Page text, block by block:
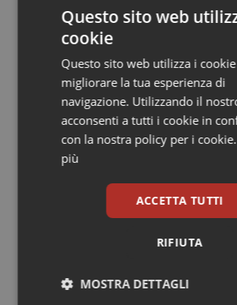
Provincia Autonoma di
Provincia Autonoma di
Puglia
Sardegna
Infezioni & Febbre
Ipertensione & Scompenso
Malattie rare
Malattia di Crohn &
Neuroscienze & patologie
Gestione dell'Ipertensione
dalle Linee Guida alle
Leadership Infermieristica
modelli di responsabilità e
clinici ad alte prestazioni
uso protetto
Questo sito web
cookie
Questo sito web utilizza i
migliorare la tua esperienza di
navigazione. Utilizzando il
acconsenti a tutti i cookie in
con la nostra policy per i cookie.
più
ACCETTA TUTTI
RIFIUTA
MOSTRA DETTAGLI